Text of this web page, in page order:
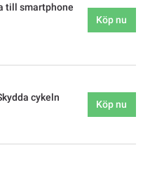
till smartphone
Köp nu
cykeln
Köp nu